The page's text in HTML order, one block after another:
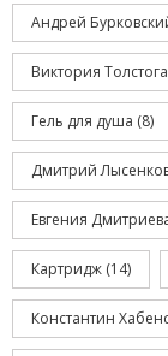
Андрей
Виктория
Гель для душа (8)
Дмитрий
Евгения
Картридж (14)
Константин